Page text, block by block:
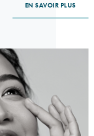
EN SAVOIR PLUS